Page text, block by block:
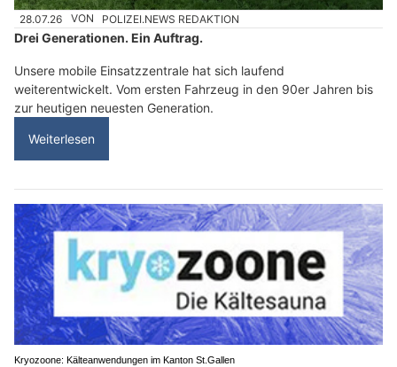
28.07.26 VON POLIZEI.NEWS REDAKTION
Drei Generationen. Ein Auftrag.
Unsere mobile Einsatzzentrale hat sich laufend
weiterentwickelt. Vom ersten Fahrzeug in den 90er Jahren bis
zur heutigen neuesten Generation.
Weiterlesen
Kryozoone: Kälteanwendungen im Kanton St.Gallen